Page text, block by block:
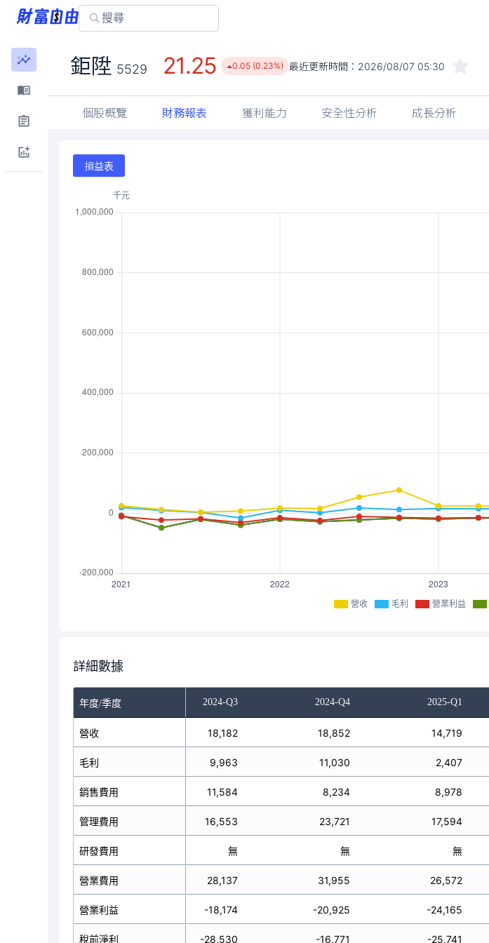
鉅陞 5529 21.25 0.05 (0.23%) 最近更新時間： 2026/08/07 05:30
個股概覽 財務報表 獲利能力 安全性分析 成長分析
損益表
營收 毛利 營業利益
詳細數據
年度/季度
2024-Q2 2024-Q3 2024-Q4 2025-Q1
營收
毛利
銷售費用
管理費用
研發費用
營業費用
營業利益
稅前淨利
21,725 18,182 18,852 14,719
13,143 9,963 11,030 2,407
12,601 11,584 8,234 8,978
17,154 16,553 23,721 17,594
無 無 無 無
29,755 28,137 31,955 26,572
-16,612 -18,174 -20,925 -24,165
-15,633 -28,530 -16,771 -25,741